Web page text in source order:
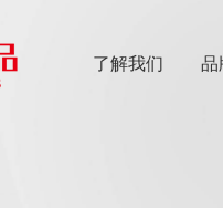
了解我们 品